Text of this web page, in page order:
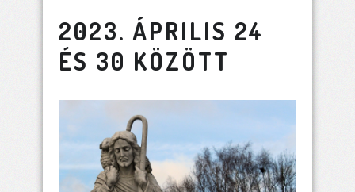
2023. ÁPRILIS 24
ÉS 30 KÖZÖTT